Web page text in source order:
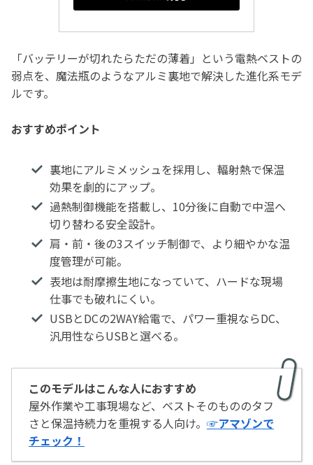
「バッテリーが切れたらただの薄着」という電熱ベストの
弱点を、魔法瓶のようなアルミ裏地で解決した進化系モデ
ルです。
おすすめポイント
裏地にアルミメッシュを採用し、輻射熱で保温
効果を劇的にアップ。
過熱制御機能を搭載し、10分後に自動で中温へ
切り替わる安全設計。
肩・前・後の3スイッチ制御で、より細やかな温
度管理が可能。
表地は耐摩擦生地になっていて、ハードな現場
仕事でも破れにくい。
USBとDCの2WAY給電で、パワー重視ならDC、
汎用性ならUSBと選べる。
このモデルはこんな人におすすめ
屋外作業や工事現場など、ベストそのもののタフ
さと保温持続力を重視する人向け。 ☞アマゾンで
チェック！